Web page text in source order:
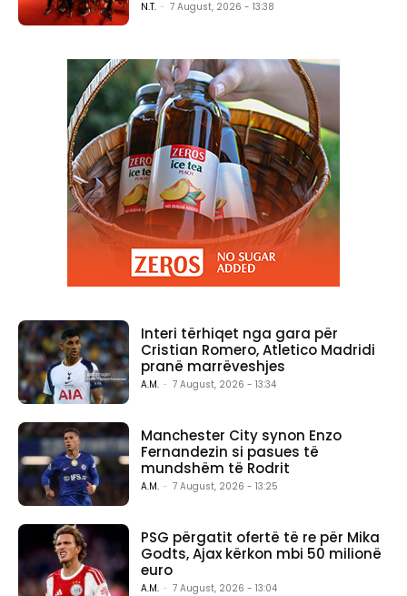
N.T. - 7 August, 2026 - 13:38
Interi tërhiqet nga gara për
Cristian Romero, Atletico Madridi
pranë marrëveshjes
A.M. - 7 August, 2026 - 13:34
Manchester City synon Enzo
Fernandezin si pasues të
mundshëm të Rodrit
A.M. - 7 August, 2026 - 13:25
PSG përgatit ofertë të re për Mika
Godts, Ajax kërkon mbi 50 milionë
euro
A.M. - 7 August, 2026 - 13:04